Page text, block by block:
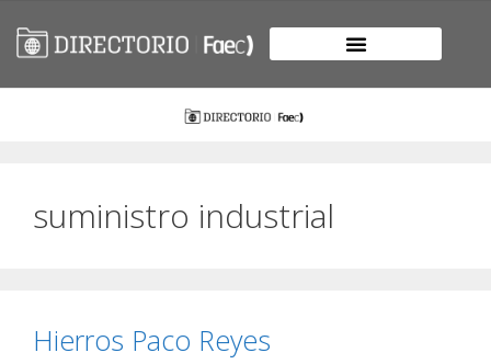
suministro industrial
Hierros Paco Reyes